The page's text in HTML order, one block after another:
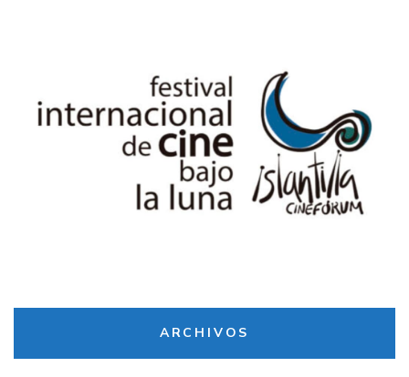
ARCHIVOS